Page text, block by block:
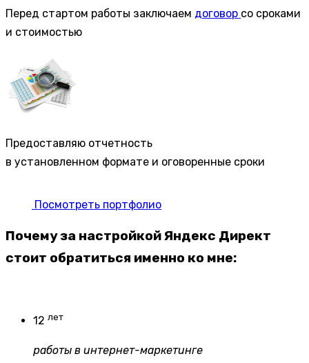
Перед стартом работы заключаем договор со сроками
и стоимостью
Предоставляю отчетность
в установленном формате и оговоренные сроки
Посмотреть портфолио
Почему за настройкой Яндекс Директ
стоит обратиться именно ко мне:
12 лет
работы в интернет-маркетинге